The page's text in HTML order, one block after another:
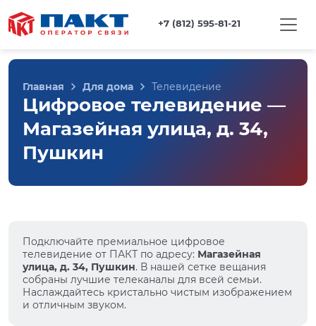
+7 (812) 595-81-21
Главная Для дома Телевидение
Цифровое телевидение —
Магазейная улица, д. 34,
Пушкин
Подключайте премиальное цифровое
телевидение от ПАКТ по адресу: Магазейная
улица, д. 34, Пушкин. В нашей сетке вещания
собраны лучшие телеканалы для всей семьи.
Наслаждайтесь кристально чистым изображением
и отличным звуком.